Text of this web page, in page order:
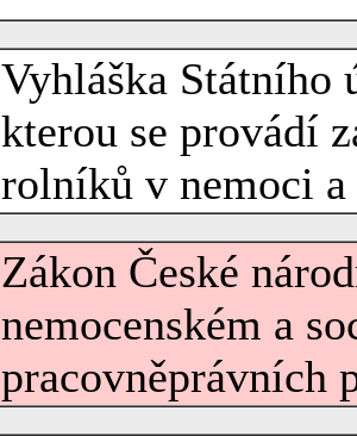
Vyhláška Státního
kterou se provádí
rolníků v nemoci a
Zákon České
nemocenském a
pracovněprávních